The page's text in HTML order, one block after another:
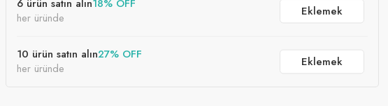
6 ürün satın alın18% OFF
her üründe
Eklemek
10 ürün satın alın27% OFF
her üründe
Eklemek